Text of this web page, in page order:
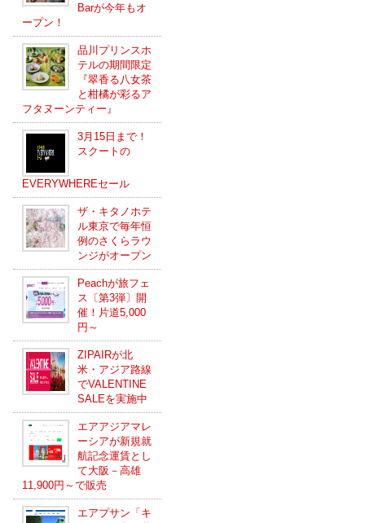
Barが今年もオ
ープン！
品川プリンスホ
テルの期間限定
『翠香る八女茶
と柑橘が彩るア
フタヌーンティー』
3月15日まで！
スクートの
EVERYWHEREセール
ザ・キタノホテ
ル東京で毎年恒
例のさくらラウ
ンジがオープン
Peachが旅フェ
ス〔第3弾〕開
催！片道5,000
円～
ZIPAIRが北
米・アジア路線
でVALENTINE
SALEを実施中
エアアジアマレ
ーシアが新規就
航記念運賃とし
て大阪－高雄
11,900円～で販売
エアプサン「キ